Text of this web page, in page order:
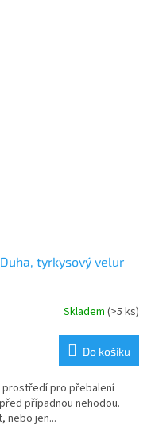
tyrkysový velur
Skladem (>5 ks)
Do košíku
pro přebalení
případnou nehodou.
nebo jen...